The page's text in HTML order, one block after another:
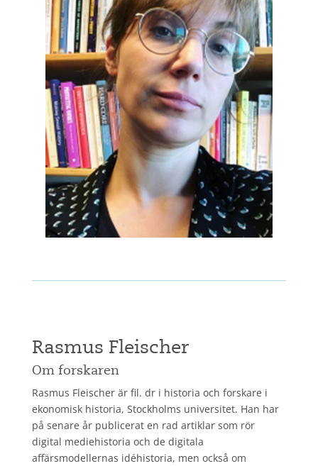
Rasmus Fleischer
Om forskaren
Rasmus Fleischer är fil. dr i historia och forskare i
ekonomisk historia, Stockholms universitet. Han har
på senare år publicerat en rad artiklar som rör
digital mediehistoria och de digitala
affärsmodellernas idéhistoria, men också om